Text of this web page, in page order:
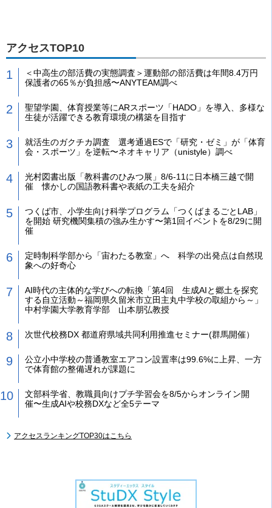
アクセスTOP10
＜中高生の部活費の実態調査＞運動部の部活費は年間8.4万円
保護者の65％が負担感〜ANYTEAM調べ
聖望学園、体育授業等にARスポーツ「HADO」を導入、多様な
生徒が活躍できる教育環境の構築を目指す
就活生のガクチカ調査 選考通過ESで「研究・ゼミ」が「体育
会・スポーツ」を逆転〜ネオキャリア（unistyle）調べ
光村図書出版「教科書のひみつ展」8/6-11に日本橋三越で開
催 懐かしの国語教科書や表紙の工夫を紹介
つくば市、小学生向け科学プログラム「つくばまるごとLAB」
を開始 研究機関集積の強み生かす〜第1回イベントを8/29に開
催
定時制科学部から「宙わたる教室」へ 科学の出発点は自然現
象への好奇心
AI時代の主体的な学びへの転換「第4回 生成AIと郷土を探究
する自立活動～福岡県久留米市立田主丸中学校の取組から～」
中村学園大学教育学部 山本朋弘教授
次世代校務DX 都道府県域共同利用推進セミナー(群馬開催）
公立小中学校の普通教室エアコン設置率は99.6%に上昇、一方
で体育館の整備遅れが課題に
文部科学省、教職員向けプチ学習会を8/5からオンライン開
催〜生成AIや校務DXなど全5テーマ
アクセスランキングTOP30はこちら